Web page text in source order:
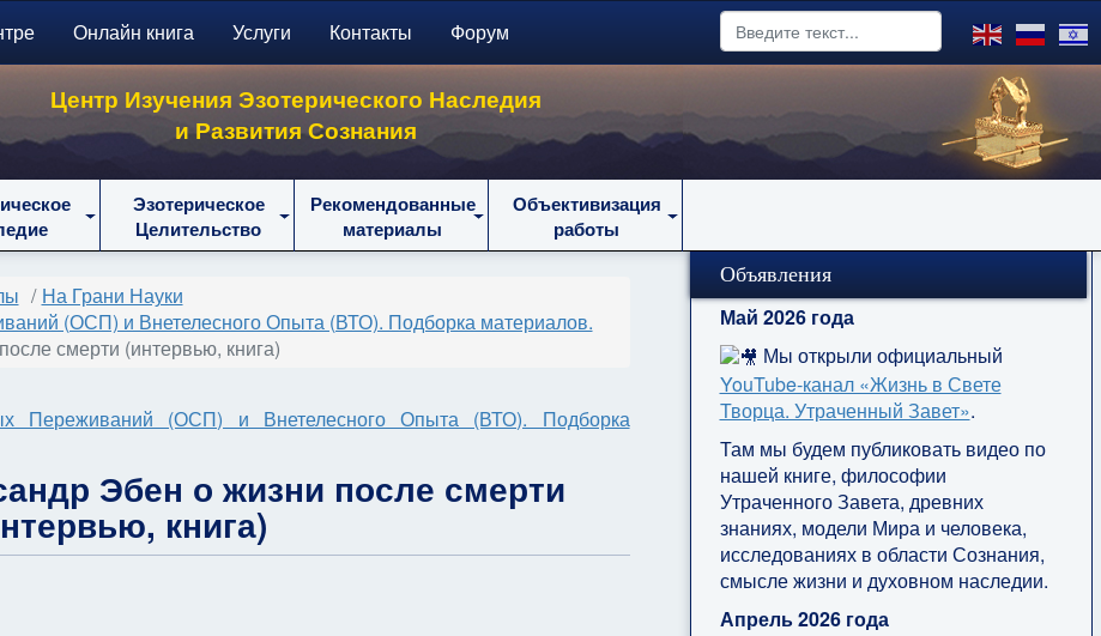
Онлайн книга Услуги Контакты Форум
Центр Изучения Эзотерического Наследия
и Развития Сознания
Эзотерическое
Целительство
Рекомендованные
материалы
Объективизация
работы
На Грани Науки
(ОСП) и Внетелесного Опыта (ВТО). Подборка материалов.
смерти (интервью, книга)
Переживаний (ОСП) и Внетелесного Опыта (ВТО). Подборка
Эбен о жизни после смерти
книга)
Объявления
Май 2026 года
Мы открыли официальный
YouTube‑канал «Жизнь в Свете
Творца. Утраченный Завет».
Там мы будем публиковать видео по
нашей книге, философии
Утраченного Завета, древних
знаниях, модели Мира и человека,
исследованиях в области Сознания,
смысле жизни и духовном наследии.
Апрель 2026 года